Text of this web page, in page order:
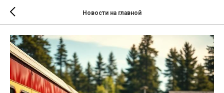
Новости на главной